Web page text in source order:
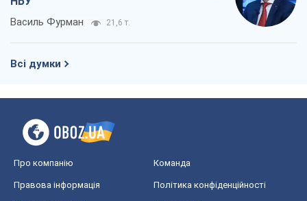
Василь Фурман 21,6 т.
Всі думки
Про компанію Команда
Правова інформація Політика конфіденційності